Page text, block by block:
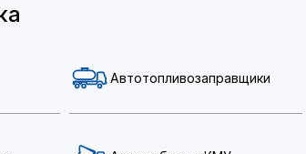
Автотопливозаправщики